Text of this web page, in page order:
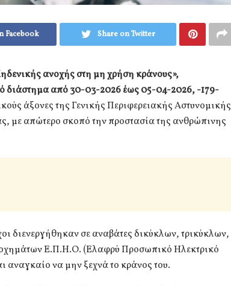
Facebook Share on Twitter
ανοχής στη μη χρήση κράνους»,
διάστημα από 30-03-2026 έως 05-04-2026, -179-
άξονες της Γενικής Περιφερειακής Αστυνομικής
με απώτερο σκοπό την προστασία της ανθρώπινης
διενεργήθηκαν σε αναβάτες δικύκλων, τρικύκλων,
Ε.Π.Η.Ο. (Ελαφρύ Προσωπικό Ηλεκτρικό
αναγκαίο να μην ξεχνά το κράνος του.